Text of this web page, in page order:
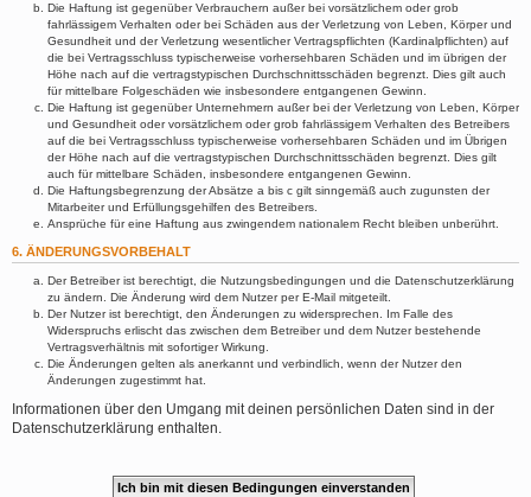
Die Haftung ist gegenüber Verbrauchern außer bei vorsätzlichem oder grob
fahrlässigem Verhalten oder bei Schäden aus der Verletzung von Leben, Körper und
Gesundheit und der Verletzung wesentlicher Vertragspflichten (Kardinalpflichten) auf
die bei Vertragsschluss typischerweise vorhersehbaren Schäden und im übrigen der
Höhe nach auf die vertragstypischen Durchschnittsschäden begrenzt. Dies gilt auch
für mittelbare Folgeschäden wie insbesondere entgangenen Gewinn.
Die Haftung ist gegenüber Unternehmern außer bei der Verletzung von Leben, Körper
und Gesundheit oder vorsätzlichem oder grob fahrlässigem Verhalten des Betreibers
auf die bei Vertragsschluss typischerweise vorhersehbaren Schäden und im Übrigen
der Höhe nach auf die vertragstypischen Durchschnittsschäden begrenzt. Dies gilt
auch für mittelbare Schäden, insbesondere entgangenen Gewinn.
Die Haftungsbegrenzung der Absätze a bis c gilt sinngemäß auch zugunsten der
Mitarbeiter und Erfüllungsgehilfen des Betreibers.
Ansprüche für eine Haftung aus zwingendem nationalem Recht bleiben unberührt.
6. ÄNDERUNGSVORBEHALT
Der Betreiber ist berechtigt, die Nutzungsbedingungen und die Datenschutzerklärung
zu ändern. Die Änderung wird dem Nutzer per E-Mail mitgeteilt.
Der Nutzer ist berechtigt, den Änderungen zu widersprechen. Im Falle des
Widerspruchs erlischt das zwischen dem Betreiber und dem Nutzer bestehende
Vertragsverhältnis mit sofortiger Wirkung.
Die Änderungen gelten als anerkannt und verbindlich, wenn der Nutzer den
Änderungen zugestimmt hat.
Informationen über den Umgang mit deinen persönlichen Daten sind in der
Datenschutzerklärung enthalten.